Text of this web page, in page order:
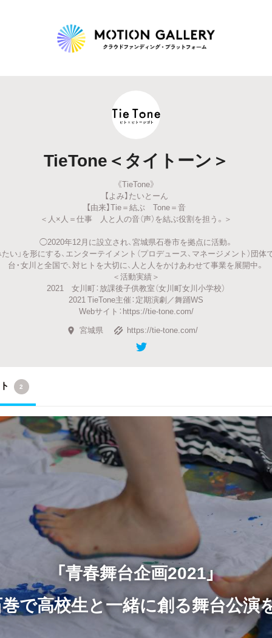
新着プロジェクト
Feature
キュレーターから探す
最新達成プロジェクト 調達額が大きいプロジェクト
TieTone＜タイトーン＞
《TieTone》
【よみ】たいとーん
【由来】Tie＝結ぶ Tone＝音
＜人×人＝仕事 人と人の音（声）を結ぶ役割を担う。＞
◯2020年12月に設立され、宮城県石巻市を拠点に活動。
たい」を形にする、エンターテイメント（プロデュース、マネージメント）団
台・女川と全国で、対ヒトを大切に、人と人をかけあわせて事業を展開中。
＜活動実績＞
2021 女川町：放課後子供教室（女川町女川小学校）
2021 TieTone主催：定期演劇／舞踊WS
Webサイト：​https://tie-tone.com/
宮城県
https://tie-tone.com/
2
「青春舞台企画2021」
で高校生と一緒に創る舞台公演